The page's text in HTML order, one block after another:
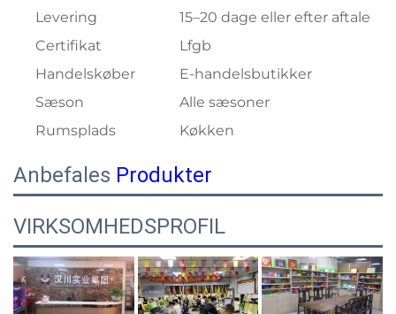
Levering
15–20 dage eller efter aftale
Certifikat
Lfgb
Handelskøber
E-handelsbutikker
Sæson
Alle sæsoner
Rumsplads
Køkken
Anbefales Produkter
VIRKSOMHEDSPROFIL